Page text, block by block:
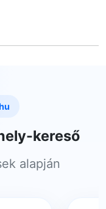
kereső
alapján